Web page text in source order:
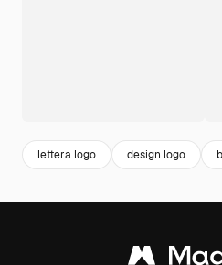
lettera logo design logo